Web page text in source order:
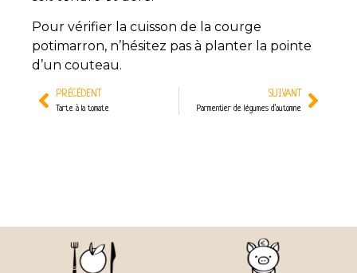
Pour vérifier la cuisson de la courge
potimarron, n’hésitez pas à planter la pointe
d’un couteau.
PRÉCÉDENT
Tarte à la tomate
SUIVANT
Parmentier de légumes d’automne